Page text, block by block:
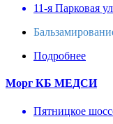
11-я Парковая
Подробнее
Морг КБ МЕДСИ
Пятницкое